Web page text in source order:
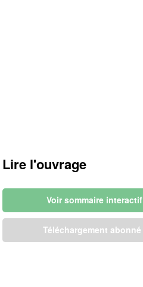
Lire l'ouvrage
Voir sommaire interactif
Téléchargement abonné